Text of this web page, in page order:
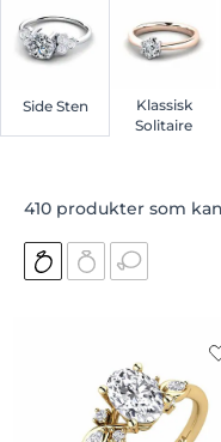
Side Sten
Klassisk
Solitaire
410 produkter som